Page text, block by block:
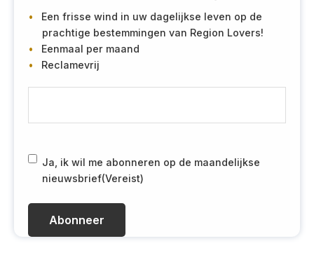
Een frisse wind in uw dagelijkse leven op de
prachtige bestemmingen van Region Lovers!
Eenmaal per maand
Reclamevrij
m
i
V
r
R
D
V
Ja, ik wil me abonneren op de maandelijkse
nieuwsbrief(Vereist)